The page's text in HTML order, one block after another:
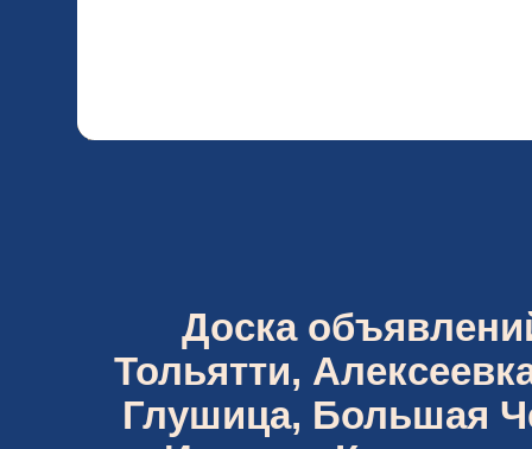
Доска
Тольятти,
Глушица, Большая